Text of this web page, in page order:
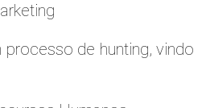
processo de hunting, vindo